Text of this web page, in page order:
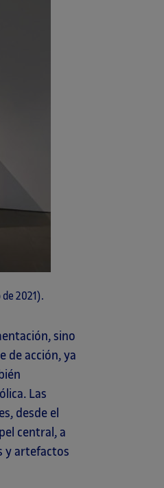
2021).
sino
de acción, ya
Las
desde el
central, a
y artefactos